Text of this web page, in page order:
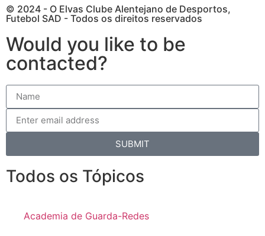
© 2024 - O Elvas Clube Alentejano de Desportos,
Futebol SAD - Todos os direitos reservados
Would you like to be
contacted?
SUBMIT
Todos os Tópicos
Academia de Guarda-Redes